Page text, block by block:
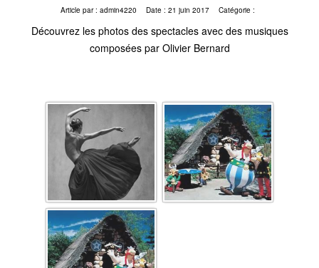
Article par : admin4220 Date : 21 juin 2017 Catégorie :
Découvrez les photos des spectacles avec des musiques
composées par Olivier Bernard